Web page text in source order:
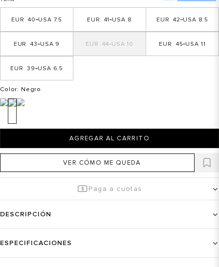
7.5
40 8
41 8.5
42
9
43 10
44 11
45
6.5
39
Color: Negro
AGREGAR AL CARRITO
VER CÓMO ME QUEDA
Paga a cuotas
DESCRIPCIÓN
ESPECIFICACIONES
tommy hilfiger
balance 574
mujer